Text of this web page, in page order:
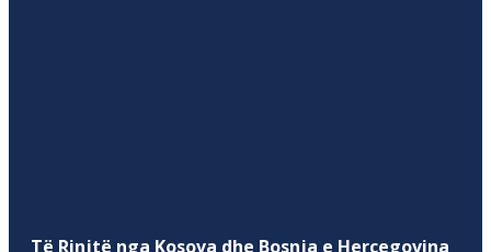
Të Rinjtë nga Kosova dhe Bosnja e Hercegovina